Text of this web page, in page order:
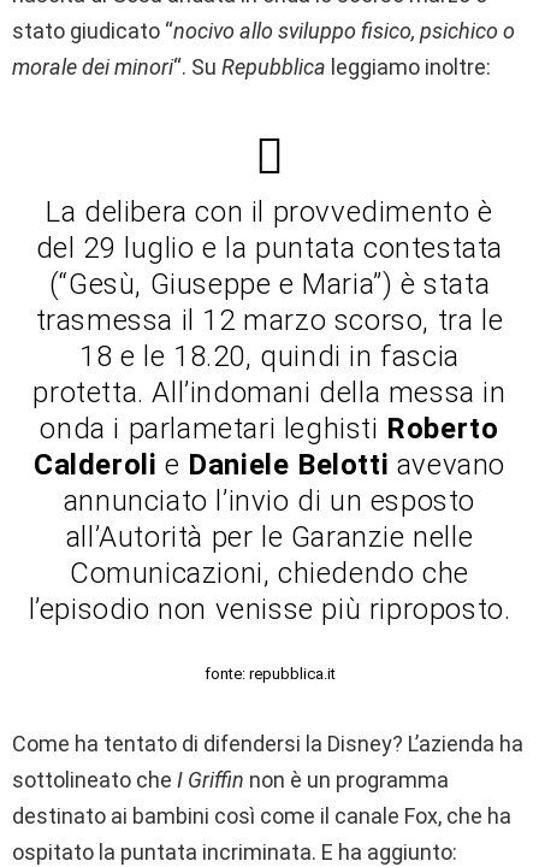
stato giudicato “nocivo allo sviluppo fisico, psichico o
morale dei minori“. Su Repubblica leggiamo inoltre:
La delibera con il provvedimento è
del 29 luglio e la puntata contestata
(“Gesù, Giuseppe e Maria”) è stata
trasmessa il 12 marzo scorso, tra le
18 e le 18.20, quindi in fascia
protetta. All’indomani della messa in
onda i parlametari leghisti Roberto
Calderoli e Daniele Belotti avevano
annunciato l’invio di un esposto
all’Autorità per le Garanzie nelle
Comunicazioni, chiedendo che
l’episodio non venisse più riproposto.
fonte: repubblica.it
Come ha tentato di difendersi la Disney? L’azienda ha
sottolineato che I Griffin non è un programma
destinato ai bambini così come il canale Fox, che ha
ospitato la puntata incriminata. E ha aggiunto: